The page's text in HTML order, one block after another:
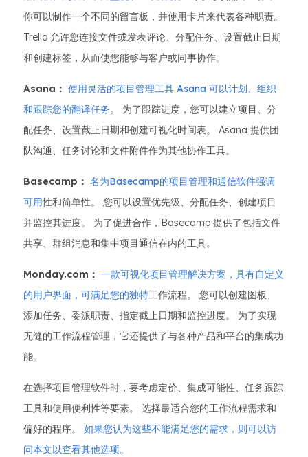
你可以制作一个不同的留言板，并使用卡片来代表各种职责。
Trello 允许您连接文件或发表评论、分配任务、设置截止日期
和创建标签，从而使您能够与客户或同事协作。
Asana： 使用灵活的项目管理工具 Asana 可以计划、组织
和跟踪您的翻译任务。 为了跟踪进度，您可以建立项目、分
配任务、设置截止日期和创建可视化时间表。 Asana 提供团
队沟通、任务讨论和文件附件作为其他协作工具。
Basecamp： 名为Basecamp的项目管理和通信软件强调
可用性和简单性。 您可以设置优先级、分配任务、创建项目
并监控其进度。 为了促进合作，Basecamp 提供了包括文件
共享、群组消息和集中项目通信在内的工具。
Monday.com： 一款可视化项目管理解决方案，具有自定义
的用户界面，可满足您的独特工作流程。 您可以创建图板、
添加任务、委派职责、指定截止日期和监控进度。 为了实现
无缝的工作流程管理，它还提供了与各种产品和平台的集成功
能。
在选择项目管理软件时，要考虑定价、集成可能性、任务跟踪
工具和使用便利性等要素。 选择最适合您的工作流程需求和
偏好的程序。 如果您认为这些不能满足您的需求，则可以访
问本文以查看其他选项。